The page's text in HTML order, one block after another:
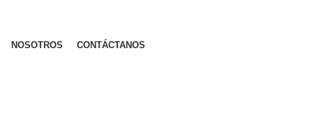
NOSOTROS CONTÁCTANOS